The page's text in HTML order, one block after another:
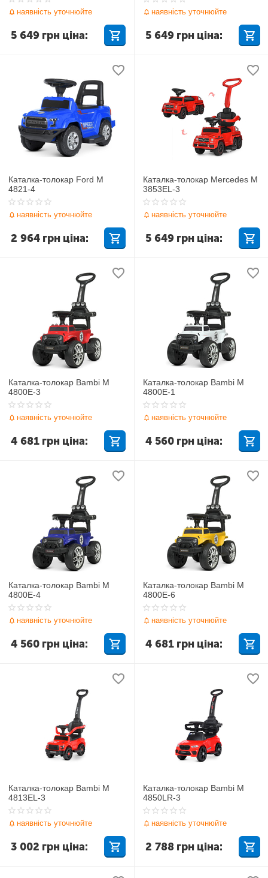
наявність уточнюйте
5 649 грн ціна:
наявність уточнюйте
5 649 грн ціна:
Каталка-толокар Ford M
4821-4
наявність уточнюйте
2 964 грн ціна:
Каталка-толокар Mercedes M
3853EL-3
наявність уточнюйте
5 649 грн ціна:
Каталка-толокар Bambi M
4800E-3
наявність уточнюйте
4 681 грн ціна:
Каталка-толокар Bambi M
4800E-1
наявність уточнюйте
4 560 грн ціна:
Каталка-толокар Bambi M
4800E-4
наявність уточнюйте
4 560 грн ціна:
Каталка-толокар Bambi M
4800E-6
наявність уточнюйте
4 681 грн ціна:
Каталка-толокар Bambi M
4813EL-3
наявність уточнюйте
3 002 грн ціна:
Каталка-толокар Bambi M
4850LR-3
наявність уточнюйте
2 788 грн ціна: